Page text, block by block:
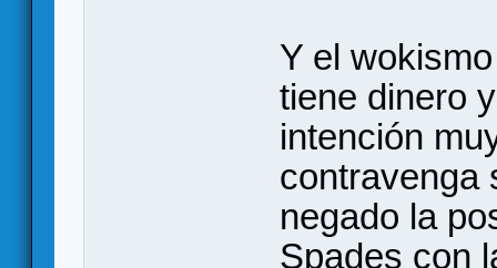
Y el
tiene dinero
intención
contravenga
negado la
Spades con